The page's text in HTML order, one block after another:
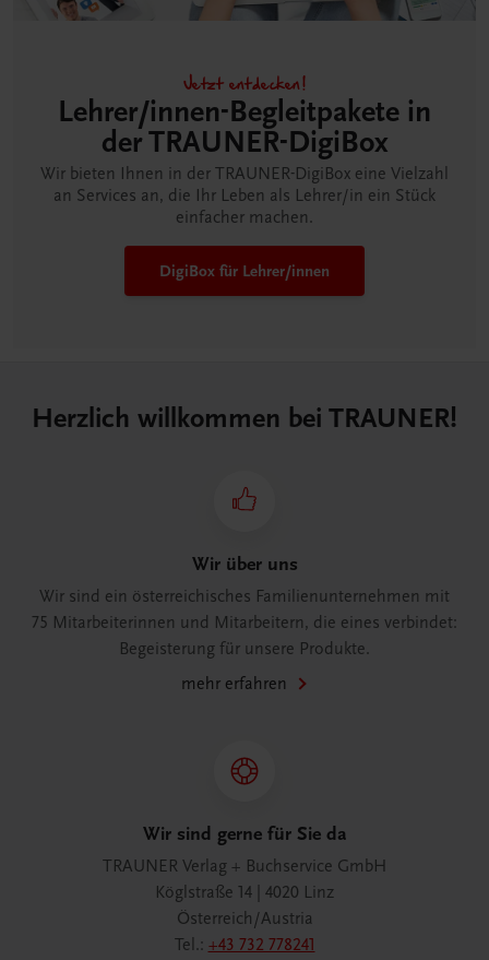
Jetzt entdecken!
Lehrer/innen-Begleitpakete in
der TRAUNER-DigiBox
Wir bieten Ihnen in der TRAUNER-DigiBox eine Vielzahl
an Services an, die Ihr Leben als Lehrer/in ein Stück
einfacher machen.
DigiBox für Lehrer/innen
Herzlich willkommen bei TRAUNER!
Wir über uns
Wir sind ein österreichisches Familienunternehmen mit
75 Mitarbeiterinnen und Mitarbeitern, die eines verbindet:
Begeisterung für unsere Produkte.
mehr erfahren
Wir sind gerne für Sie da
TRAUNER Verlag + Buchservice GmbH
Köglstraße 14 | 4020 Linz
Österreich/Austria
Tel.: +43 732 778241